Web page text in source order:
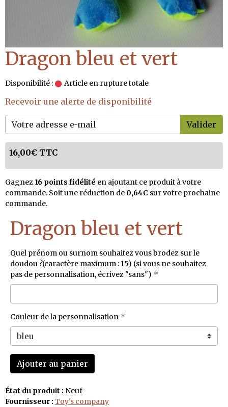
Dragon bleu et vert
Disponibilité : Article en rupture totale
Recevoir une alerte de disponibilité
Valider
16,00€ TTC
Gagnez 16 points fidélité en ajoutant ce produit à votre
commande. Soit une réduction de 0,64€ sur votre prochaine
commande.
Dragon bleu et vert
Quel prénom ou surnom souhaitez vous brodez sur le
doudou ?(caractère maximum : 15) (si vous ne souhaitez
pas de personnalisation, écrivez "sans")
Couleur de la personnalisation
Ajouter au panier
État du produit : Neuf
Fournisseur : Toy's company